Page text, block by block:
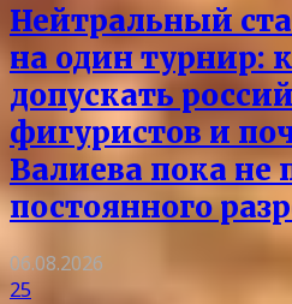
Нейтральный
на один турнир:
допускать
фигуристов и
Валиева пока не
постоянного
06.08.2026
25